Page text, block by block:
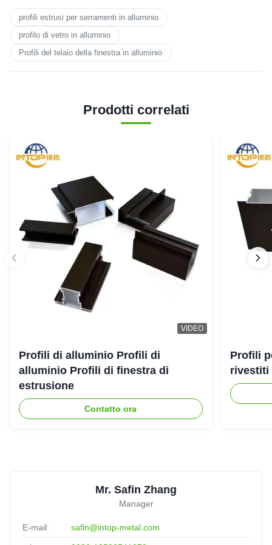
profili estrusi per serramenti in alluminio
profilo di vetro in alluminio
Profili del telaio della finestra in alluminio
Prodotti correlati
VIDEO
Profili di alluminio Profili di
alluminio Profili di finestra di
estrusione
Contatto ora
Profili
rivestiti
Mr. Safin Zhang
Manager
E-mail: safin@intop-metal.com